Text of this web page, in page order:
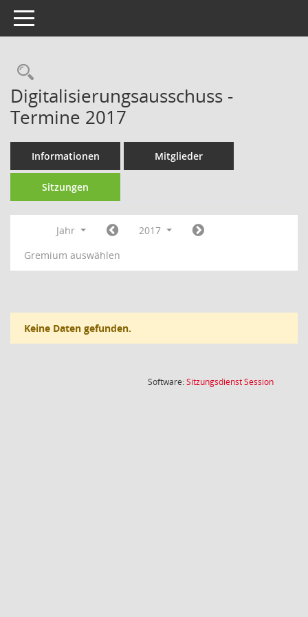
Toggle navigation
Rechercheauswahl
Digitalisierungsausschuss -
Termine 2017
Informationen Mitglieder
Sitzungen
Jahr
2017
Gremium auswählen
Keine Daten gefunden.
Software:SitzungsdienstSession(Wird in